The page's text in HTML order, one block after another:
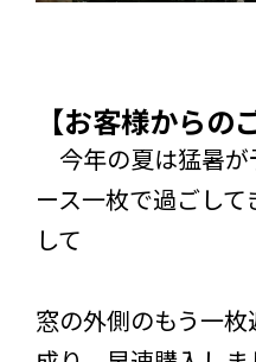
【お客様からの
今年の夏は猛暑
ース一枚で過ごし
して
窓の外側のもう一